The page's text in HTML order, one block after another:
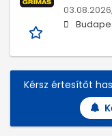
03.08.2026,
Kérsz értesítőt